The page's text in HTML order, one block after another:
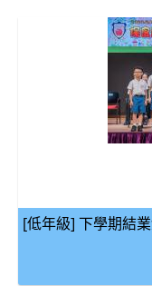
[低年級] 下學期結